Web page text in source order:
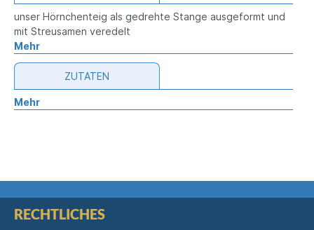
unser Hörnchenteig als gedrehte Stange ausgeformt und
mit Streusamen veredelt
Mehr
ZUTATEN
Mehr
RECHTLICHES